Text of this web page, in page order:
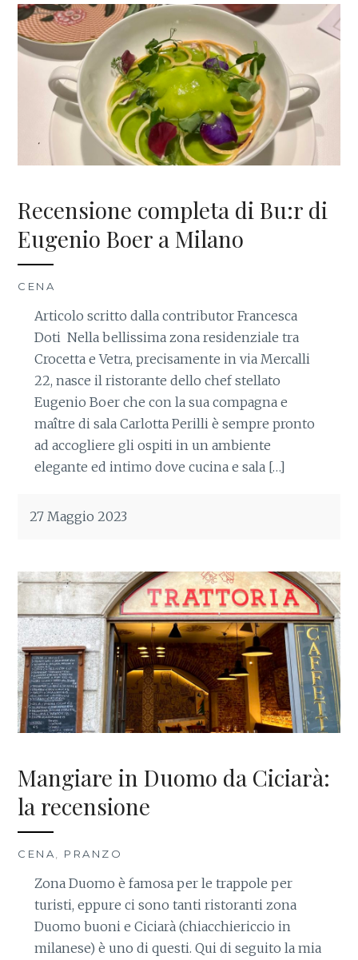
Recensione completa di Bu:r di
Eugenio Boer a Milano
CENA
Articolo scritto dalla contributor Francesca
Doti Nella bellissima zona residenziale tra
Crocetta e Vetra, precisamente in via Mercalli
22, nasce il ristorante dello chef stellato
Eugenio Boer che con la sua compagna e
maître di sala Carlotta Perilli è sempre pronto
ad accogliere gli ospiti in un ambiente
elegante ed intimo dove cucina e sala […]
27 Maggio 2023
Mangiare in Duomo da Ciciarà:
la recensione
CENA PRANZO
Zona Duomo è famosa per le trappole per
turisti, eppure ci sono tanti ristoranti zona
Duomo buoni e Ciciarà (chiacchiericcio in
milanese) è uno di questi. Qui di seguito la mia